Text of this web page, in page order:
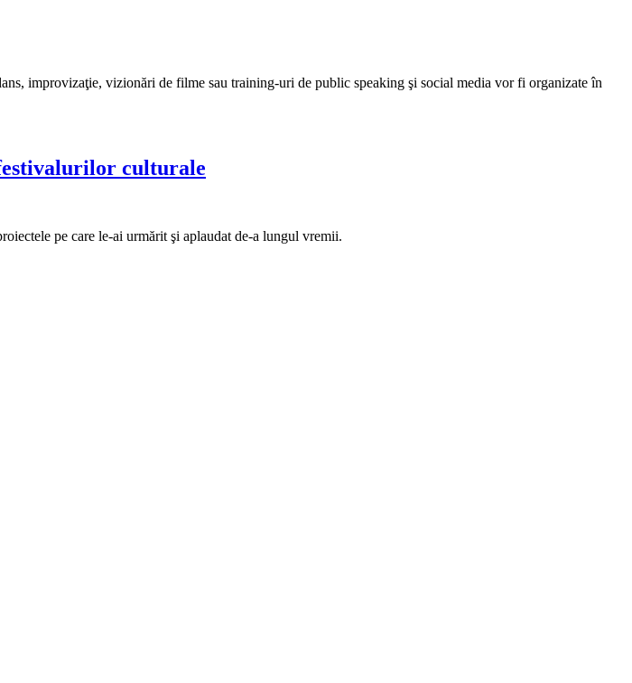
improvizaţie, vizionări de filme sau training-uri de public speaking şi social media vor fi organizate în
culturale
pe care le-ai urmărit şi aplaudat de-a lungul vremii.